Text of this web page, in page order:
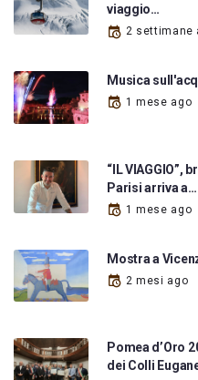
viaggio…
2 settimane
Musica
1 mese ago
“IL VIAGGIO”,
Parisi arriva a…
1 mese ago
Mostra a
2 mesi ago
Pomea d’Oro
dei Colli